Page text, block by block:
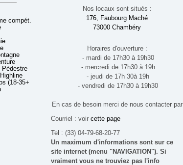
compét.
Pédestre
(18-35+ ans)
Nos locaux sont situés :
176, Faubourg Maché
73000 Chambéry
Horaires d'ouverture :
- mardi de 17h30 à 19h30
- mercredi de 17h30 à 19h
- jeudi de 17h 30à 19h
- vendredi de 17h30 à 19h30
En cas de besoin merci de nous contacter par
Courriel : voir cette page
Tel : (33) 04-79-68-20-77
Un maximum d'informations sont sur ce
site internet (menu "NAVIGATION"). Si
vraiment vous ne trouviez pas l'info